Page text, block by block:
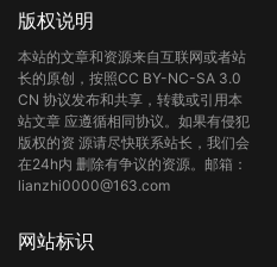
版权说明
本站的文章和资源来自互联网或者站
长的原创，按照CC BY-NC-SA 3.0
CN 协议发布和共享，转载或引用本
站文章 应遵循相同协议。如果有侵犯
版权的资 源请尽快联系站长，我们会
在24h内 删除有争议的资源。邮箱：
lianzhi0000@163.com
网站标识